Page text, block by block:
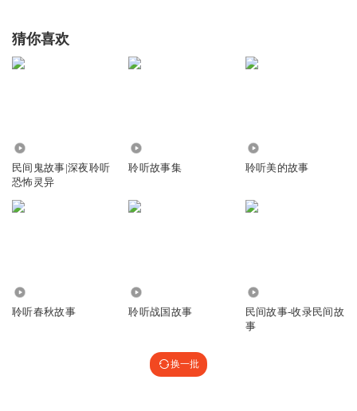
猜你喜欢
民间鬼故事|深夜聆听
恐怖灵异
聆听故事集 聆听美的故事
聆听春秋故事 聆听战国故事
民间故事-收录民间故
事
换一批